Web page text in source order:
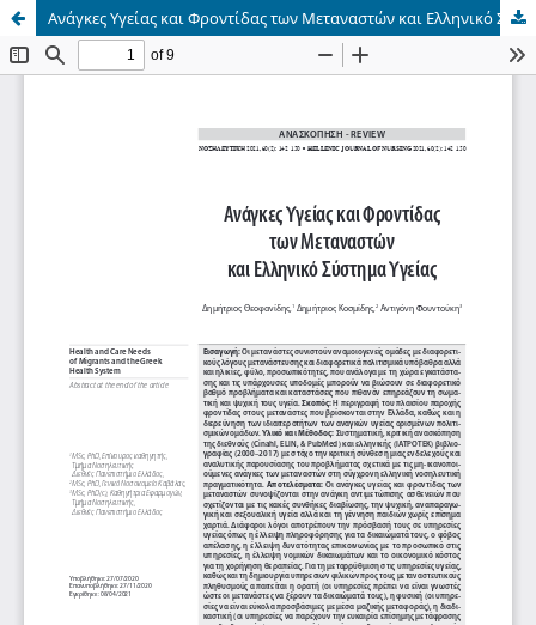
Ανάγκες Υγείας και Φροντίδας των Μεταναστών και Ελληνικό Σύστημα Υγείας